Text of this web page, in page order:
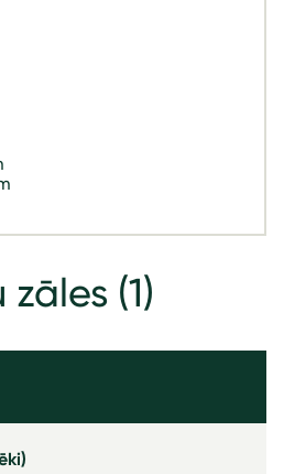
zāles (1)